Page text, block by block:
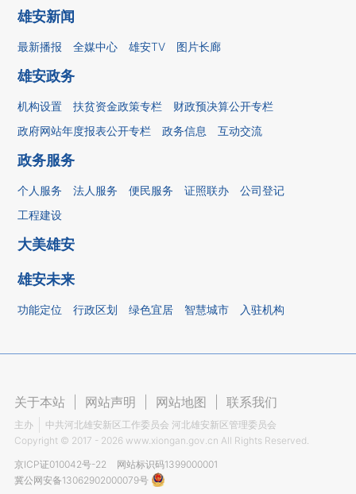
雄安新闻
最新播报 全媒中心 雄安TV 图片长廊
雄安政务
机构设置 扶贫资金政策专栏
财政预决算公开专栏
政府网站年度报表公开专栏
政务信息 互动交流
政务服务
个人服务 法人服务 便民服务 证照联办
公司登记
工程建设
大美雄安
雄安未来
功能定位 行政区划 绿色宜居 智慧城市 入驻机构
关于本站 网站声明 网站地图 联系我们
主办
中共河北雄安新区工作委员会 河北雄安新区管理委员会
Copyright © 2017 - 2026 www.xiongan.gov.cn All Rights Reserved.
京ICP证010042号-22
网站标识码1399000001
冀公网安备13062902000079号